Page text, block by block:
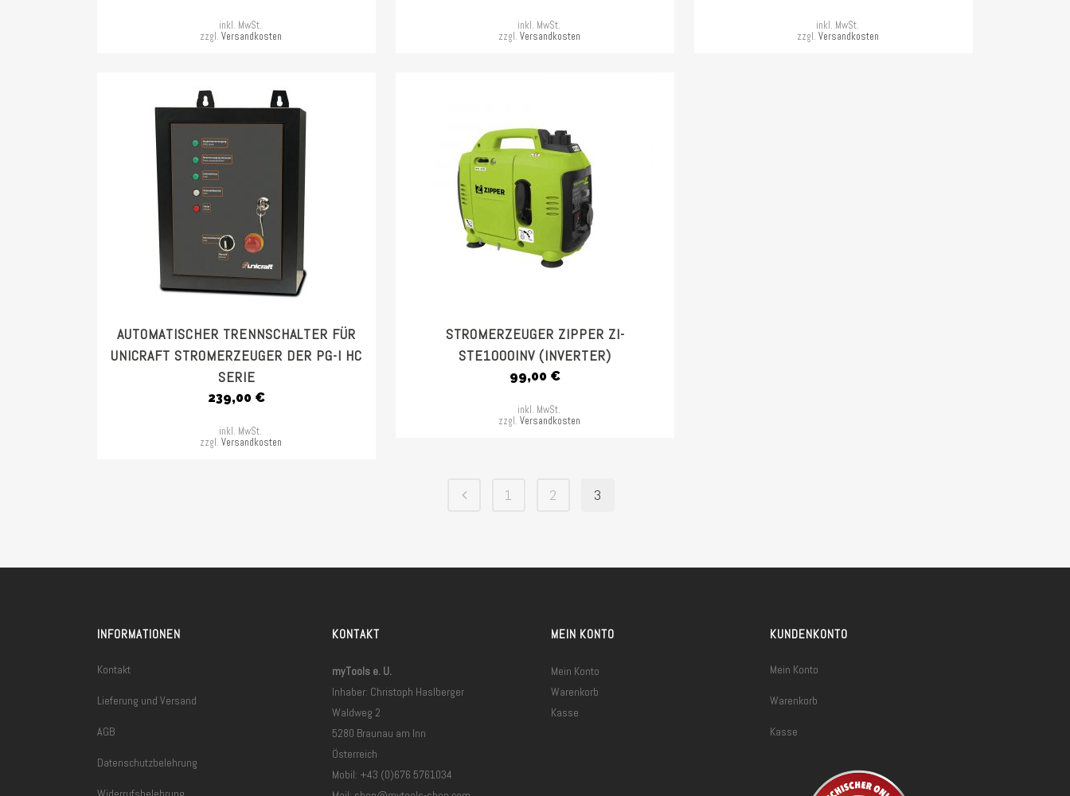
inkl. MwSt.
zzgl. Versandkosten
inkl. MwSt.
zzgl. Versandkosten
inkl. MwSt.
zzgl. Versandkosten
AUTOMATISCHER TRENNSCHALTER FÜR
UNICRAFT STROMERZEUGER DER PG-I HC
SERIE
239,00 €
inkl. MwSt.
zzgl. Versandkosten
STROMERZEUGER ZIPPER ZI-
STE1000INV (INVERTER)
99,00 €
inkl. MwSt.
zzgl. Versandkosten
1 2 3
INFORMATIONEN
Kontakt
Lieferung und Versand
AGB
Datenschutzbelehrung
KONTAKT
myTools e. U.
Inhaber: Christoph Haslberger
Waldweg 2
5280 Braunau am Inn
Österreich
Mobil: +43 (0)676 5761034
MEIN KONTO
Mein Konto
Warenkorb
Kasse
KUNDENKONTO
Mein Konto
Warenkorb
Kasse